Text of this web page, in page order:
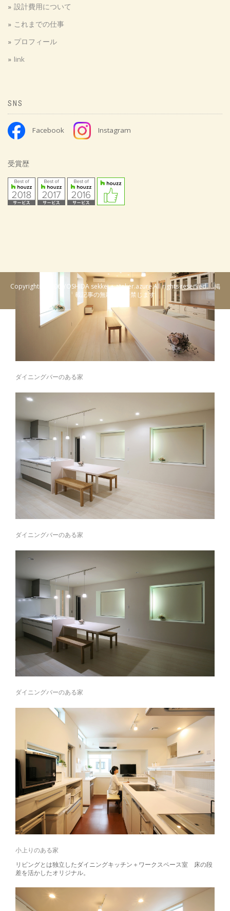
ダイニングバーのある家
ダイニングバーのある家
ダイニングバーのある家
ダイニングバーのある家
ダイニングバーのある家
小上りのある家
リビングとは独立したダイニングキッチン＋ワークスペース室 床の段
差を活かしたオリジナル。
設計費用について
これまでの仕事
プロフィール
link
SNS
Facebook Instagram
受賞歴
Copyright(C)2006 YOSHIDA sekkei + atelier.azure.All rights reserved. 掲
載記事の無断転載を禁じます